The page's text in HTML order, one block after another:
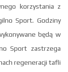
korzystania z
Sport. Godziny
będą w
Sport zastrzega
regeneracji tafli